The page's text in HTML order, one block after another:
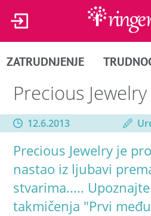
ZATRUDNJENJE
Precious Jewelry
12.6.2013
Precious Jewelry je
nastao iz ljubavi
stvarima.....
takmičenja "Prvi